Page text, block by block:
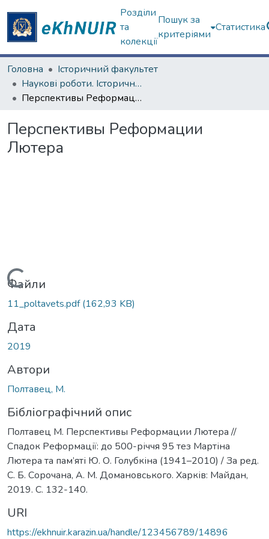
Розділи
та
колекції
Пошук за
критеріями
Статистика
Головна
Історичний факультет
Наукові роботи. Історичний факультет
Перспективы Реформации Лютера
Перспективы Реформации
Лютера
Вантажиться...
Файли
11_poltavets.pdf(162,93 KB)
Дата
2019
Автори
Полтавец, М.
Бібліографічний опис
Полтавец М. Перспективы Реформации Лютера //
Спадок Реформації: до 500-річчя 95 тез Мартіна
Лютера та пам’яті Ю. О. Голубкіна (1941–2010) / За ред.
С. Б. Сорочана, А. М. Домановського. Харків: Майдан,
2019. С. 132-140.
URI
https://ekhnuir.karazin.ua/handle/123456789/14896